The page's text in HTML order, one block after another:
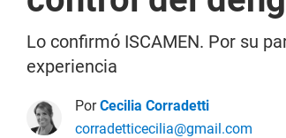
Lo confirmó ISCAMEN. Por su
experiencia
PorCecilia Corradetti
corradetticecilia@gmail.com